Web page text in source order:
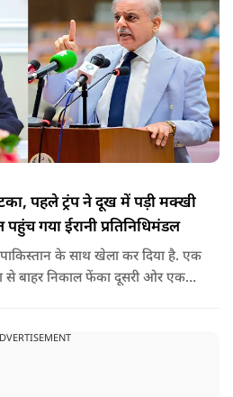
पहले ट्रंप ने दूख में पड़ी मक्खी
गया ईरानी प्रतिनिधिमंडल
के साथ खेला कर दिया है. एक
से बाहर निकाल फेंका दूसरी ओर एक